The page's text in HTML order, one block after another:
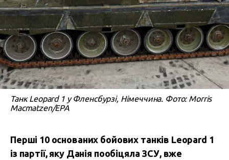
Танк Leopard 1 у Фленсбурзі, Німеччина. Фото: Morris
Macmatzen/EPA
Перші 10 основаних бойових танків Leopard 1
із партії, яку Данія пообіцяла ЗСУ, вже